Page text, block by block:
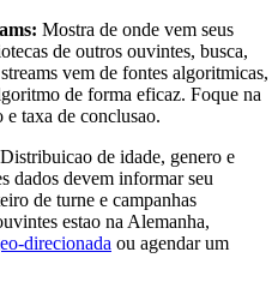
Mostra de onde vem seus
de outros ouvintes, busca,
vem de fontes algoritmicas,
de forma eficaz. Foque na
e taxa de conclusao.
Distribuicao de idade, genero e
dados devem informar seu
de turne e campanhas
estao na Alemanha,
direcionada ou agendar um